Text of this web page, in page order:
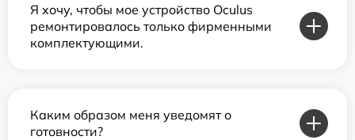
Я хочу, чтобы мое устройство Oculus
ремонтировалось только фирменными
комплектующими.
Каким образом меня уведомят о
готовности?